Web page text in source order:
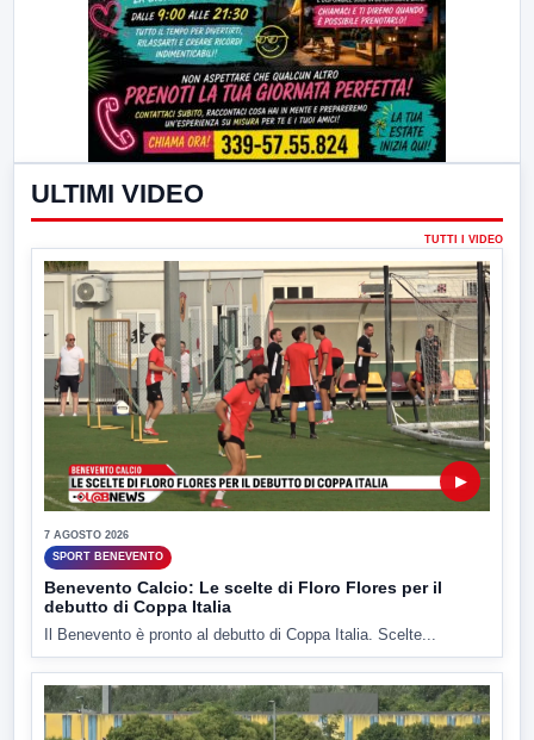
ULTIMI VIDEO
TUTTI I VIDEO
▶
7 AGOSTO 2026
SPORT BENEVENTO
Benevento Calcio: Le scelte di Floro Flores per il
debutto di Coppa Italia
Il Benevento è pronto al debutto di Coppa Italia. Scelte...